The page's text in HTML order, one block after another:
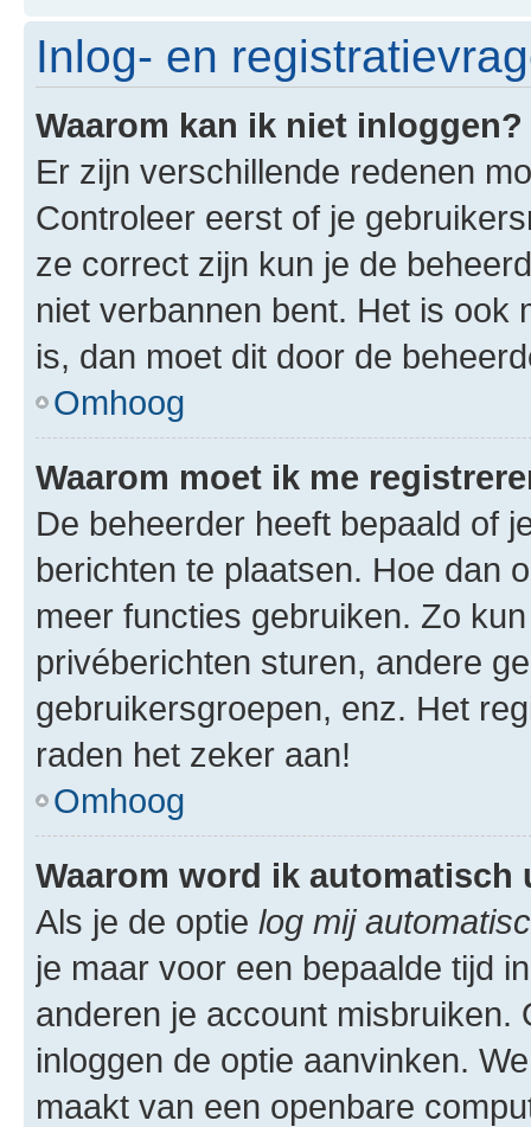
Inlog- en
Waarom kan ik niet inloggen?
Er zijn verschillende redenen
Controleer eerst of je
ze correct zijn kun je de
niet verbannen bent. Het is ook
is, dan moet dit door de
Omhoog
Waarom moet ik me
De beheerder heeft bepaald of
berichten te plaatsen. Hoe dan
meer functies gebruiken. Zo
privéberichten sturen, andere
gebruikersgroepen, enz. Het
raden het zeker aan!
Omhoog
Waarom word ik automatisch
Als je de optie log mij
je maar voor een bepaalde tijd
anderen je account misbruiken.
inloggen de optie aanvinken.
maakt van een openbare